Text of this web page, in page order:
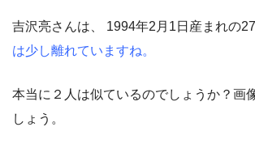
吉沢亮さんは、 1994年2月1日産まれの27
は少し離れていますね。
本当に２人は似ているのでしょうか？画
しょう。